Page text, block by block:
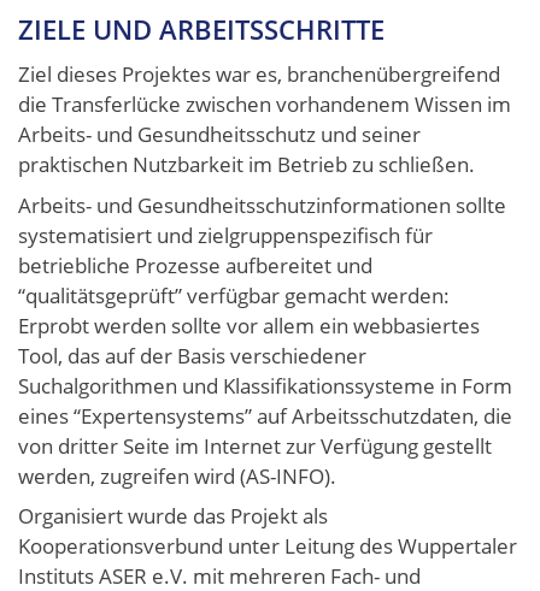
ZIELE UND ARBEITSSCHRITTE
Ziel dieses Projektes war es, branchenübergreifend
die Transferlücke zwischen vorhandenem Wissen im
Arbeits- und Gesundheitsschutz und seiner
praktischen Nutzbarkeit im Betrieb zu schließen.
Arbeits- und Gesundheitsschutzinformationen sollte
systematisiert und zielgruppenspezifisch für
betriebliche Prozesse aufbereitet und
“qualitätsgeprüft” verfügbar gemacht werden:
Erprobt werden sollte vor allem ein webbasiertes
Tool, das auf der Basis verschiedener
Suchalgorithmen und Klassifikationssysteme in Form
eines “Expertensystems” auf Arbeitsschutzdaten, die
von dritter Seite im Internet zur Verfügung gestellt
werden, zugreifen wird (AS-INFO).
Organisiert wurde das Projekt als
Kooperationsverbund unter Leitung des Wuppertaler
Instituts ASER e.V. mit mehreren Fach- und